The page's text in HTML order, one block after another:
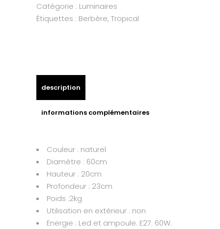
Catégorie : Luminaires
Étiquettes : Berbère, Tropical
description
informations complémentaires
Couleur : naturel
Diamètre : 60cm
Hauteur : 20cm
Profondeur : 23cm
Poids :2kg
Utilisation en extérieur : non
Energie : Led et ampoule. E27. 60W.